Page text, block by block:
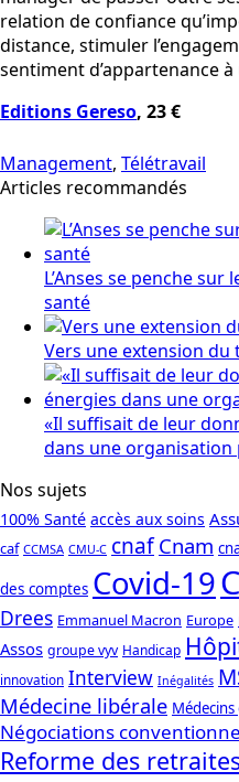
relation de confiance
distance, stimuler
sentiment d’appartenance
Editions Gereso, 23 €
Management, Télétravail
Articles recommandés
L’Anses se penche
santé
Vers une extension du
«Il suffisait de leur
dans une organisation
Nos sujets
100% Santé accès aux soins
caf CCMSA CMU-C cnaf Cnam
des comptes Covid-19
Drees Emmanuel Macron Europe
Assos groupe vyv Handicap
innovation Interview Inégalités
Médecine libérale
Négociations
Reforme des